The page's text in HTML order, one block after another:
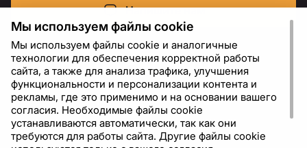
Напишите нам
Мы используем файлы cookie
Мы используем файлы cookie и аналогичные
технологии для обеспечения корректной работы
сайта, а также для анализа трафика, улучшения
функциональности и персонализации контента и
рекламы, где это применимо и на основании вашего
согласия. Необходимые файлы cookie
устанавливаются автоматически, так как они
требуются для работы сайта. Другие файлы cookie